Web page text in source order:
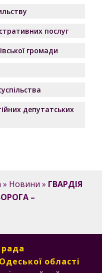
послуг
громади
депутатських
» Новини » ГВАРДІЯ
–
рада
області